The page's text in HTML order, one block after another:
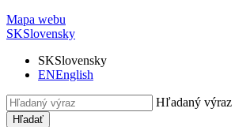
Mapa webu
SKSlovensky
SKSlovensky
ENEnglish
Hľadaný výraz
Hľadať